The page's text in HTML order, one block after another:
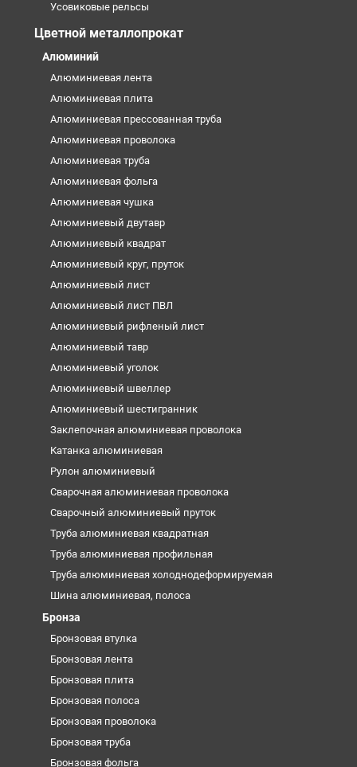
Усовиковые рельсы
Цветной металлопрокат
Алюминий
Алюминиевая лента
Алюминиевая плита
Алюминиевая прессованная труба
Алюминиевая проволока
Алюминиевая труба
Алюминиевая фольга
Алюминиевая чушка
Алюминиевый двутавр
Алюминиевый квадрат
Алюминиевый круг, пруток
Алюминиевый лист
Алюминиевый лист ПВЛ
Алюминиевый рифленый лист
Алюминиевый тавр
Алюминиевый уголок
Алюминиевый швеллер
Алюминиевый шестигранник
Заклепочная алюминиевая проволока
Катанка алюминиевая
Рулон алюминиевый
Сварочная алюминиевая проволока
Сварочный алюминиевый пруток
Труба алюминиевая квадратная
Труба алюминиевая профильная
Труба алюминиевая холоднодеформируемая
Шина алюминиевая, полоса
Бронза
Бронзовая втулка
Бронзовая лента
Бронзовая плита
Бронзовая полоса
Бронзовая проволока
Бронзовая труба
Бронзовая фольга